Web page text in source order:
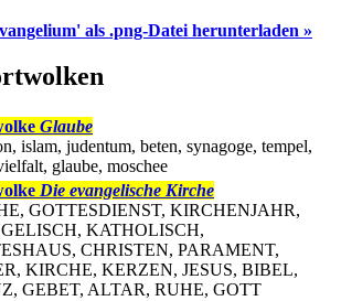
als .png-Datei herunterladen »
Glaube
islam, judentum, beten, synagoge, tempel,
glaube, moschee
Die evangelische Kirche
GOTTESDIENST, KIRCHENJAHR,
KATHOLISCH,
CHRISTEN, PARAMENT,
KIRCHE, KERZEN, JESUS, BIBEL,
GEBET, ALTAR, RUHE, GOTT